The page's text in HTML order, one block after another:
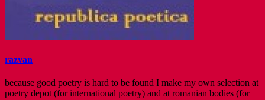
razvan
because good poetry is hard to be found I make my own selection at
poetry depot (for international poetry) and at romanian bodies (for